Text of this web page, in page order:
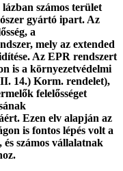
számos terület
gyár­tó ipart. Az
a
mely az extended
Az EPR rendszert
is a környezetvédelmi
14.) Korm. rendelet),
felelősséget
Ezen elv alapján az
is fontos lépés volt a
számos vállalatnak